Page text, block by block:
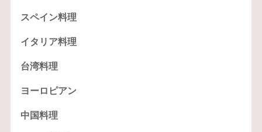
スペイン料理
イタリア料理
台湾料理
ヨーロピアン
中国料理